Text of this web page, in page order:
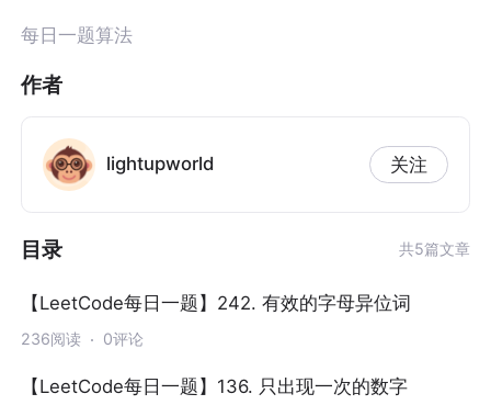
每日一题算法
作者
lightupworld 关注
目录 共5篇文章
【LeetCode每日一题】242. 有效的字母异位词
236阅读 0评论
【LeetCode每日一题】136. 只出现一次的数字